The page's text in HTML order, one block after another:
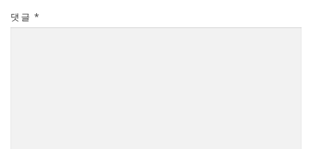
댓글 *